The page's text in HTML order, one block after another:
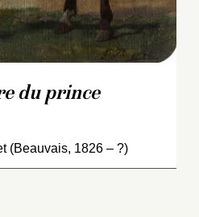
du prince
(Beauvais, 1826 – ?)